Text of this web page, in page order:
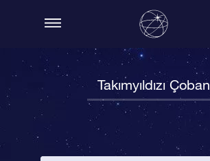
Takımyıldızı Çoban